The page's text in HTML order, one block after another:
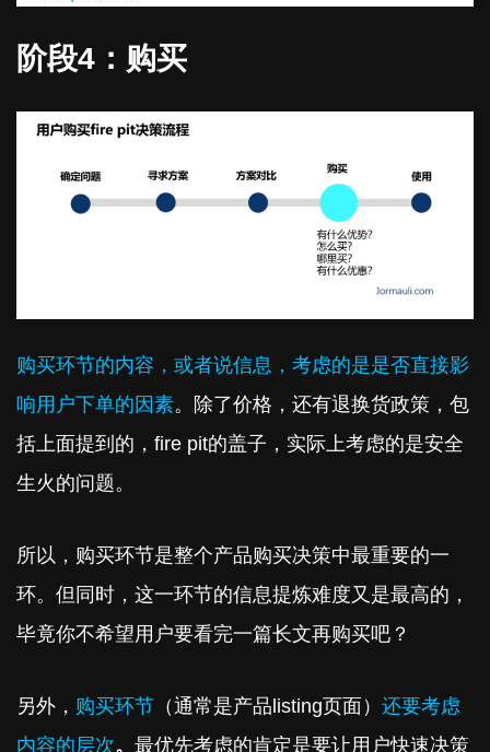
阶段4：购买
购买环节的内容，或者说信息，考虑的是是否直接影
响用户下单的因素。除了价格，还有退换货政策，包
括上面提到的，fire pit的盖子，实际上考虑的是安全
生火的问题。
所以，购买环节是整个产品购买决策中最重要的一
环。但同时，这一环节的信息提炼难度又是最高的，
毕竟你不希望用户要看完一篇长文再购买吧？
另外， 购买环节 （通常是产品listing页面） 还要考虑
内容的层次 。 最优先考虑的肯定是要让用户快速决策